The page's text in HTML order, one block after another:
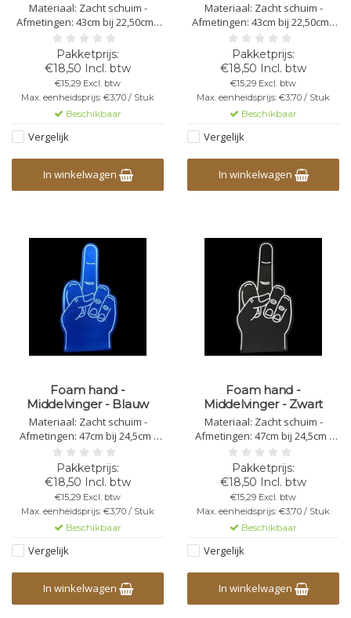
Materiaal: Zacht schuim -
Afmetingen: 43cm bij 22,50cm -
Dikte: 4mm - Bedrukking
mogelijk - In specifieke situaties
moeten de foam handen
worden geïmpregneerd
€18,50 Incl. btw
€15,29 Excl. btw
Max. eenheidsprijs: €3,70 / Stuk
Beschikbaar
Vergelijk
In winkelwagen
Materiaal: Zacht schuim -
Afmetingen: 43cm bij 22,50cm -
Dikte: 4mm - Bedrukking
mogelijk - In specifieke situaties
moeten de foam handen
worden geïmpregneerd
€18,50 Incl. btw
€15,29 Excl. btw
Max. eenheidsprijs: €3,70 / Stuk
Beschikbaar
Vergelijk
In winkelwagen
Foam hand -
Middelvinger - Blauw
Materiaal: Zacht schuim -
Afmetingen: 47cm bij 24,5cm -
Dikte: 4mm - Bedrukking
mogelijk - In specifieke situaties
moeten de foam handen
worden geïmpregneerd
€18,50 Incl. btw
€15,29 Excl. btw
Max. eenheidsprijs: €3,70 / Stuk
Beschikbaar
Vergelijk
In winkelwagen
Foam hand -
Middelvinger - Zwart
Materiaal: Zacht schuim -
Afmetingen: 47cm bij 24,5cm -
Dikte: 4mm - Bedrukking
mogelijk - In specifieke situaties
moeten de foam handen
worden geïmpregneerd
€18,50 Incl. btw
€15,29 Excl. btw
Max. eenheidsprijs: €3,70 / Stuk
Beschikbaar
Vergelijk
In winkelwagen